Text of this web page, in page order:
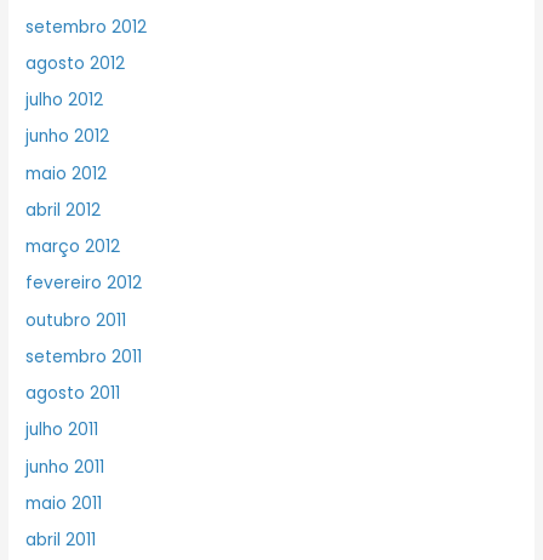
setembro 2012
agosto 2012
julho 2012
junho 2012
maio 2012
abril 2012
março 2012
fevereiro 2012
outubro 2011
setembro 2011
agosto 2011
julho 2011
junho 2011
maio 2011
abril 2011